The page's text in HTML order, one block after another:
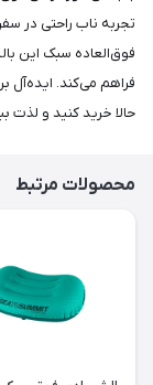
تجربه ناب راحتی در
فوق‌العاده سبک این
فراهم می‌کند. ایده‌آل
حالا خرید کنید و لذت
محصولات مرتبط